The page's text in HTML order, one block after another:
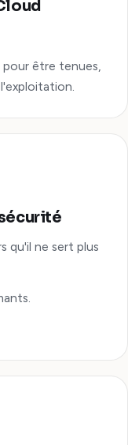
pour être tenues,
qu'il ne sert plus